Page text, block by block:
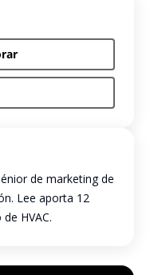
de marketing de
Lee aporta 12
HVAC.